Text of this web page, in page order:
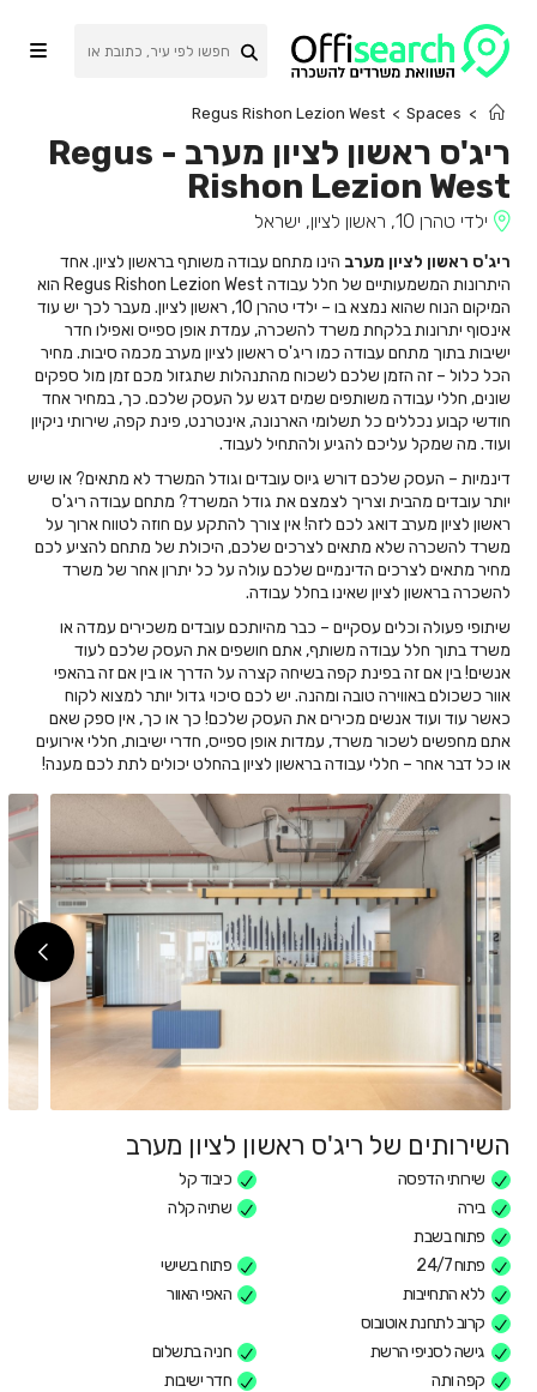
content
>
Spaces
>
Regus Rishon Lezion West
ריג'ס ראשון לציון מערב -
Regus
Rishon Lezion West
ילדי טהרן 10, ראשון לציון, ישראל
ריג'ס ראשון לציון מערב הינו מתחם עבודה משותף בראשון לציון. אחד
היתרונות המשמעותיים של חלל עבודה Regus Rishon Lezion West הוא
המיקום הנוח שהוא נמצא בו – ילדי טהרן 10, ראשון לציון. מעבר לכך יש עוד
אינסוף יתרונות בלקחת משרד להשכרה, עמדת אופן ספייס ואפילו חדר
ישיבות בתוך מתחם עבודה כמו ריג'ס ראשון לציון מערב מכמה סיבות. מחיר
הכל כלול – זה הזמן שלכם לשכוח מהתנהלות שתגזול מכם זמן מול ספקים
שונים, חללי עבודה משותפים שמים דגש על העסק שלכם. כך, במחיר אחד
חודשי קבוע נכללים כל תשלומי הארנונה, אינטרנט, פינת קפה, שירותי ניקיון
ועוד. מה שמקל עליכם להגיע ולהתחיל לעבוד.
דינמיות – העסק שלכם דורש גיוס עובדים וגודל המשרד לא מתאים? או שיש
יותר עובדים מהבית וצריך לצמצם את גודל המשרד? מתחם עבודה ריג'ס
ראשון לציון מערב דואג לכם לזה! אין צורך להתקע עם חוזה לטווח ארוך על
משרד להשכרה שלא מתאים לצרכים שלכם, היכולת של מתחם להציע לכם
מחיר מתאים לצרכים הדינמיים שלכם עולה על כל יתרון אחר של משרד
להשכרה בראשון לציון שאינו בחלל עבודה.
שיתופי פעולה וכלים עסקיים – כבר מהיותכם עובדים משכירים עמדה או
משרד בתוך חלל עבודה משותף, אתם חושפים את העסק שלכם לעוד
אנשים! בין אם זה בפינת קפה בשיחה קצרה על הדרך או בין אם זה בהאפי
אוור כשכולם באווירה טובה ומהנה. יש לכם סיכוי גדול יותר למצוא לקוח
כאשר עוד ועוד אנשים מכירים את העסק שלכם! כך או כך, אין ספק שאם
אתם מחפשים לשכור משרד, עמדות אופן ספייס, חדרי ישיבות, חללי אירועים
או כל דבר אחר – חללי עבודה בראשון לציון בהחלט יכולים לתת לכם מענה!
השירותים של ריג'ס ראשון לציון מערב
שירותי הדפסה
כיבוד קל
בירה
שתיה קלה
פתוח בשבת
פתוח 24/7
פתוח בשישי
ללא התחייבות
האפי האוור
קרוב לתחנת אוטובוס
גישה לסניפי הרשת
חניה בתשלום
קפה ותה
חדר ישיבות